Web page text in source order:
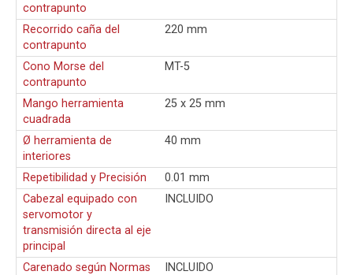
contrapunto
Recorrido caña del
contrapunto
220 mm
Cono Morse del
contrapunto
MT-5
Mango herramienta
cuadrada
25 x 25 mm
Ø herramienta de
interiores
40 mm
Repetibilidad y Precisión
0.01 mm
Cabezal equipado con
servomotor y
transmisión directa al eje
principal
INCLUIDO
Carenado según Normas
INCLUIDO